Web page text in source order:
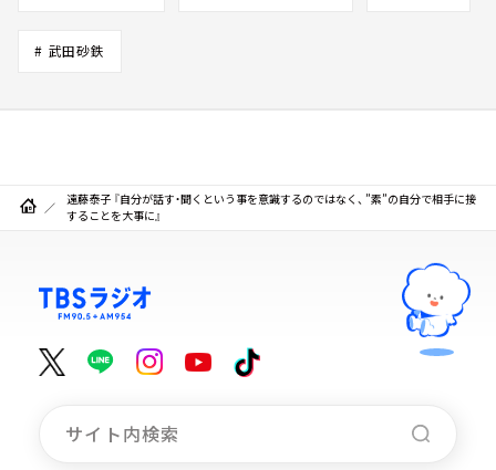
# 武田砂鉄
遠藤泰子 『自分が話す・聞くという事を意識するのではなく、 ”素”の自分で相手に接
することを大事に』